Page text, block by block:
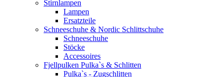
Stirnlampen
Lampen
Ersatzteile
Schneeschuhe & Nordic Schlittschuhe
Schneeschuhe
Stöcke
Accessoires
Fjellpulken Pulka`s & Schlitten
Pulka`s - Zugschlitten